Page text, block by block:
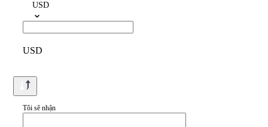
USD
USD
Tôi sẽ nhận